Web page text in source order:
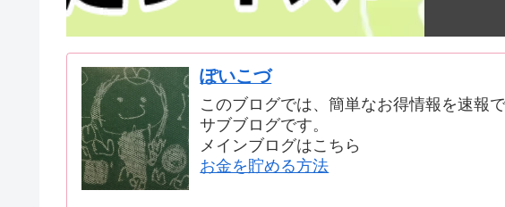
ぽいこづ
このブログでは、簡単なお得情報を速報
サブブログです。
メインブログはこちら
お金を貯める方法